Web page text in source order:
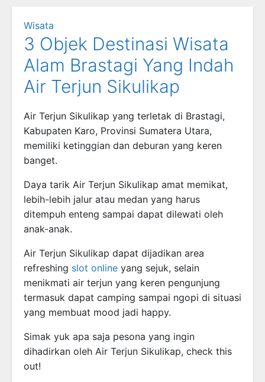
Wisata
3 Objek Destinasi Wisata
Alam Brastagi Yang Indah
Air Terjun Sikulikap
Air Terjun Sikulikap yang terletak di Brastagi,
Kabupaten Karo, Provinsi Sumatera Utara,
memiliki ketinggian dan deburan yang keren
banget.
Daya tarik Air Terjun Sikulikap amat memikat,
lebih-lebih jalur atau medan yang harus
ditempuh enteng sampai dapat dilewati oleh
anak-anak.
Air Terjun Sikulikap dapat dijadikan area
refreshing slot online yang sejuk, selain
menikmati air terjun yang keren pengunjung
termasuk dapat camping sampai ngopi di situasi
yang membuat mood jadi happy.
Simak yuk apa saja pesona yang ingin
dihadirkan oleh Air Terjun Sikulikap, check this
out!